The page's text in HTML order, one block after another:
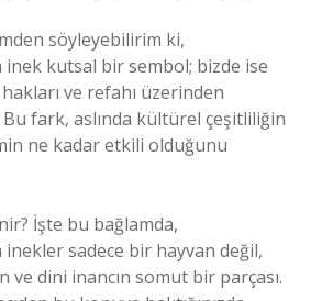
söyleyebilirim ki,
inek kutsal bir sembol; bizde ise
ve refahı üzerinden
fark, aslında kültürel çeşitliliğin
ne kadar etkili olduğunu
İşte bu bağlamda,
inekler sadece bir hayvan değil,
ve dini inancın somut bir parçası.